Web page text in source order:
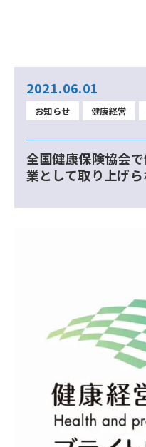
2021.06.01
お知らせ 健康経営
全国健康保険協会
業として取り上げ